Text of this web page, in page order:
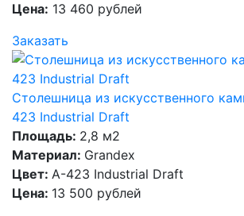
Цена: 13 460 рублей
Заказать
Столешница из искусственного
423 Industrial Draft
Площадь: 2,8 м2
Материал: Grandex
Цвет: A-423 Industrial Draft
Цена: 13 500 рублей